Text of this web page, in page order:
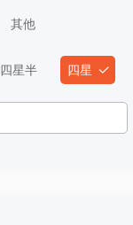
其他
四星半 四星